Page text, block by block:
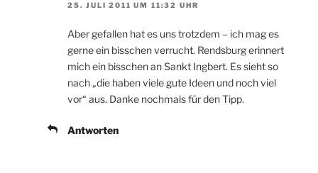
25. JULI 2011 UM 11:32 UHR
Aber gefallen hat es uns trotzdem – ich mag es
gerne ein bisschen verrucht. Rendsburg erinnert
mich ein bisschen an Sankt Ingbert. Es sieht so
nach „die haben viele gute Ideen und noch viel
vor“ aus. Danke nochmals für den Tipp.
Antworten